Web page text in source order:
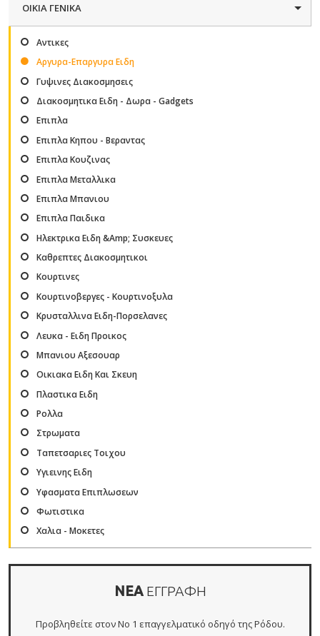
ΟΙΚΙΑ ΓΕΝΙΚΑ
Αντικες
Αργυρα-Επαργυρα Ειδη
Γυψινες Διακοσμησεις
Διακοσμητικα Ειδη - Δωρα - Gadgets
Επιπλα
Επιπλα Κηπου - Βεραντας
Επιπλα Κουζινας
Επιπλα Μεταλλικα
Επιπλα Μπανιου
Επιπλα Παιδικα
Ηλεκτρικα Ειδη &Amp; Συσκευες
Καθρεπτες Διακοσμητικοι
Κουρτινες
Κουρτινοβεργες - Κουρτινοξυλα
Κρυσταλλινα Ειδη-Πορσελανες
Λευκα - Ειδη Προικος
Μπανιου Αξεσουαρ
Οικιακα Ειδη Και Σκευη
Πλαστικα Ειδη
Ρολλα
Στρωματα
Ταπετσαριες Τοιχου
Υγιεινης Ειδη
Υφασματα Επιπλωσεων
Φωτιστικα
Χαλια - Μοκετες
ΝΕΑ ΕΓΓΡΑΦΗ
Προβληθείτε στον Νο 1 επαγγελματικό οδηγό της Ρόδου.